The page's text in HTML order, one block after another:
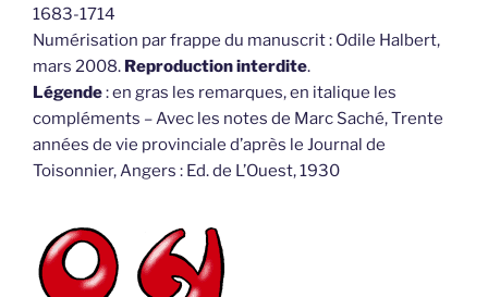
1683-1714
Numérisation par frappe du manuscrit : Odile Halbert,
mars 2008. Reproduction interdite.
Légende: en gras les remarques, en italique les
compléments – Avec les notes de Marc Saché, Trente
années de vie provinciale d’après le Journal de
Toisonnier, Angers : Ed. de L’Ouest, 1930